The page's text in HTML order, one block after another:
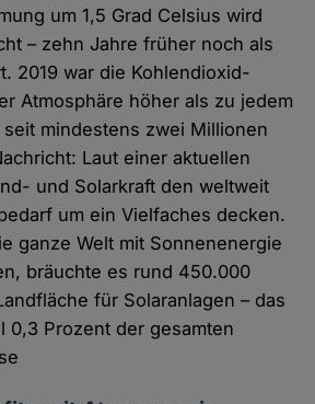
um 1,5 Grad Celsius wird
– zehn Jahre früher noch als
2019 war die Kohlendioxid-
Atmosphäre höher als zu jedem
mindestens zwei Millionen
Laut einer aktuellen
und Solarkraft den weltweit
um ein Vielfaches decken.
ganze Welt mit Sonnenenergie
bräuchte es rund 450.000
für Solaranlagen – das
0,3 Prozent der gesamten